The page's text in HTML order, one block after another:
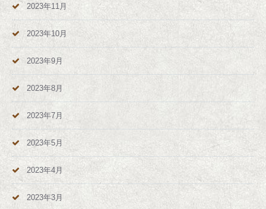
2023年11月
2023年10月
2023年9月
2023年8月
2023年7月
2023年5月
2023年4月
2023年3月